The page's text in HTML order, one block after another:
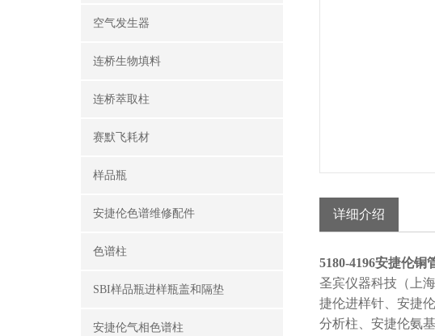
空气发生器
连桥生物填料
连桥萃取柱
赛默飞耗材
样品瓶
安捷伦色谱维修配件
色谱柱
SBI样品瓶进样瓶盖和隔垫
安捷伦气相色谱柱
详细介绍
5180-4196安捷伦铜
圣宾仪器科技（上
捷伦进样针、安捷伦
分析柱、安捷伦氨